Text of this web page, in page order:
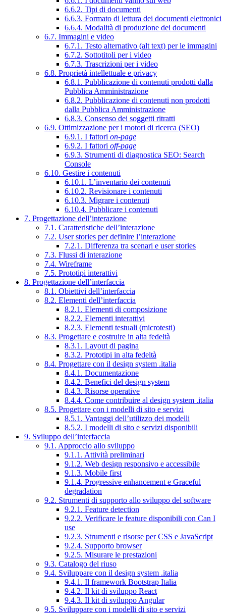
6.6.2. Tipi di documenti
6.6.3. Formato di lettura dei documenti elettronici
6.6.4. Modalità di produzione dei documenti
6.7. Immagini e video
6.7.1. Testo alternativo (alt text) per le immagini
6.7.2. Sottotitoli per i video
6.7.3. Trascrizioni per i video
6.8. Proprietà intellettuale e privacy
6.8.1. Pubblicazione di contenuti prodotti dalla
Pubblica Amministrazione
6.8.2. Pubblicazione di contenuti non prodotti
dalla Pubblica Amministrazione
6.8.3. Consenso dei soggetti ritratti
6.9. Ottimizzazione per i motori di ricerca (SEO)
6.9.1. I fattori on-page
6.9.2. I fattori off-page
6.9.3. Strumenti di diagnostica SEO: Search
Console
6.10. Gestire i contenuti
6.10.1. L’inventario dei contenuti
6.10.2. Revisionare i contenuti
6.10.3. Migrare i contenuti
6.10.4. Pubblicare i contenuti
7. Progettazione dell’interazione
7.1. Caratteristiche dell’interazione
7.2. User stories per definire l’interazione
7.2.1. Differenza tra scenari e user stories
7.3. Flussi di interazione
7.4. Wireframe
7.5. Prototipi interattivi
8. Progettazione dell’interfaccia
8.1. Obiettivi dell’interfaccia
8.2. Elementi dell’interfaccia
8.2.1. Elementi di composizione
8.2.2. Elementi interattivi
8.2.3. Elementi testuali (microtesti)
8.3. Progettare e costruire in alta fedeltà
8.3.1. Layout di pagina
8.3.2. Prototipi in alta fedeltà
8.4. Progettare con il design system .italia
8.4.1. Documentazione
8.4.2. Benefici del design system
8.4.3. Risorse operative
8.4.4. Come contribuire al design system .italia
8.5. Progettare con i modelli di sito e servizi
8.5.1. Vantaggi dell’utilizzo dei modelli
8.5.2. I modelli di sito e servizi disponibili
9. Sviluppo dell’interfaccia
9.1. Approccio allo sviluppo
9.1.1. Attività preliminari
9.1.2. Web design responsivo e accessibile
9.1.3. Mobile first
9.1.4. Progressive enhancement e Graceful
degradation
9.2. Strumenti di supporto allo sviluppo del software
9.2.1. Feature detection
9.2.2. Verificare le feature disponibili con Can I
use
9.2.3. Strumenti e risorse per CSS e JavaScript
9.2.4. Supporto browser
9.2.5. Misurare le prestazioni
9.3. Catalogo del riuso
9.4. Sviluppare con il design system .italia
9.4.1. Il framework Bootstrap Italia
9.4.2. Il kit di sviluppo React
9.4.3. Il kit di sviluppo Angular
9.5. Sviluppare con i modelli di sito e servizi